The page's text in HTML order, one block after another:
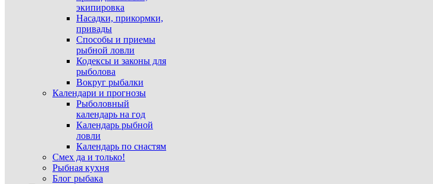
экипировка
Насадки, прикормки,
привады
Способы и приемы
рыбной ловли
Кодексы и законы для
рыболова
Вокруг рыбалки
Календари и прогнозы
Рыболовный
календарь на год
Календарь рыбной
ловли
Календарь по снастям
Смех да и только!
Рыбная кухня
Блог рыбака